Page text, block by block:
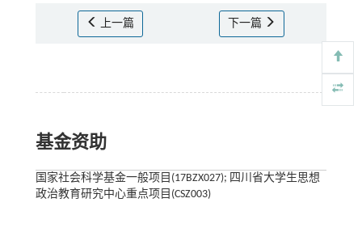
上一篇 下一篇
基金资助
国家社会科学基金一般项目(17BZX027); 四川省大学生思想
政治教育研究中心重点项目(CSZ003)